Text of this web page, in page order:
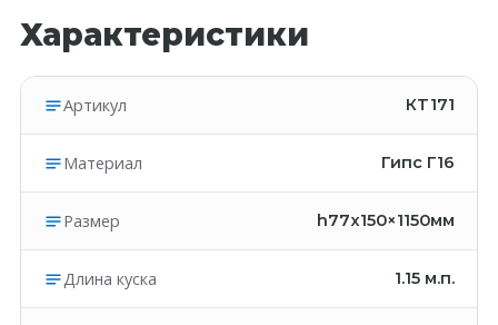
Характеристики
Артикул КT171
Материал Гипс Г16
Размер h77x150×1150мм
Длина куска 1.15 м.п.